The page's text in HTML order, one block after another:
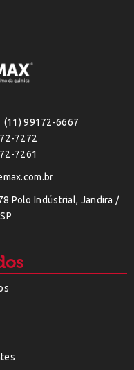
(11) 99172-6667
7272
7261
Polo Indústrial, Jandira /